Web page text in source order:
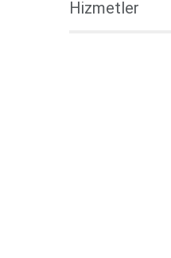
Hizmetler